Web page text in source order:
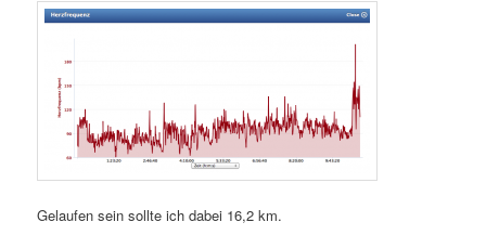
Gelaufen sein sollte ich dabei 16,2 km.